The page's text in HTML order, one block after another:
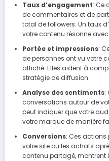
Taux d’engagement: Ce
de commentaires et de
total de followers. Un taux
votre contenu résonne
Portée et impressions:
de personnes ont vu votre
affiché. Elles aident à
stratégie de diffusion.
Analyse des sentiments:
conversations autour de
peut indiquer que votre
votre marque de manière
Conversions: Ces actions
votre site ou les achats
contenu partagé, montrent